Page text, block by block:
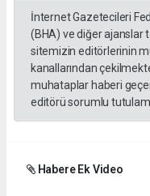
İnternet Gazetecileri
(BHA) ve diğer ajanslar
sitemizin editörlerinin
kanallarından
muhataplar haberi
editörü sorumlu
Habere Ek Video